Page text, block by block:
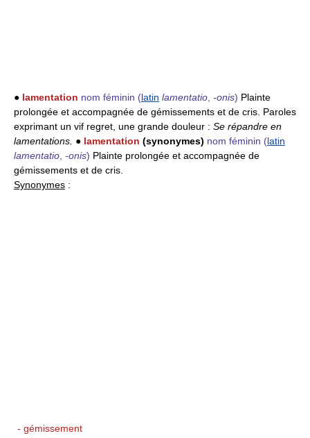
● lamentation nom féminin (latin lamentatio -onis) Plainte
prolongée et accompagnée de gémissements et de cris. Paroles
exprimant un vif regret, une grande douleur : Se répandre en
lamentations. ● lamentation (synonymes) nom féminin (latin
lamentatio -onis) Plainte prolongée et accompagnée de
gémissements et de cris.
Synonymes :
- gémissement